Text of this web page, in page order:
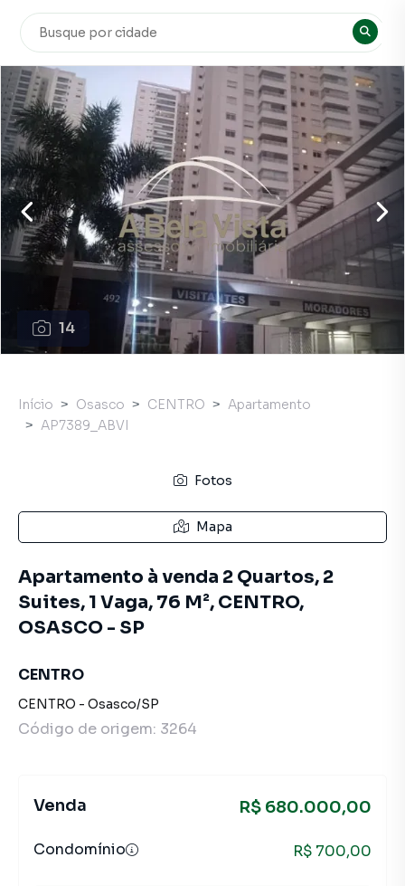
14
Início Osasco CENTRO
Apartamento
AP7389_ABVI
Fotos
Mapa
Apartamento à venda 2 Quartos, 2
Suites, 1 Vaga, 76 M², CENTRO,
OSASCO - SP
CENTRO
CENTRO - Osasco/SP
Código de origem: 3264
Venda R$ 680.000,00
Condomínio R$ 700,00